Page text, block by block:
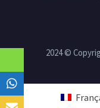
2024 ©